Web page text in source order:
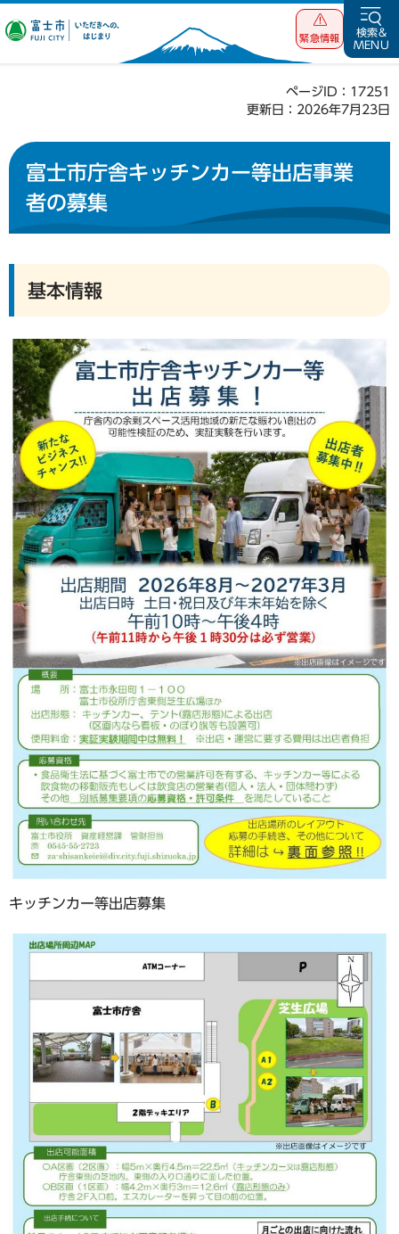
富士市 いただ
緊急情報
検索&
MENU
ページID：17251
更新日：2026年7月23日
富士市庁舎キッチンカー等出店事業
者の募集
基本情報
キッチンカー等出店募集